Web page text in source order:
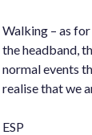
Walking – as
the headband,
normal events
realise that we
ESP